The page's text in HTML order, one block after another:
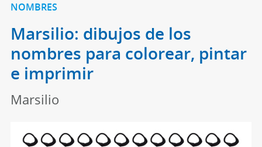
NOMBRES
Marsilio: dibujos de los
nombres para colorear, pintar
e imprimir
Marsilio